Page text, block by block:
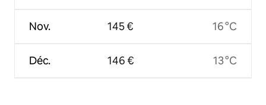
Nov.
Déc.
145 €
146 €
16 °C
13 °C